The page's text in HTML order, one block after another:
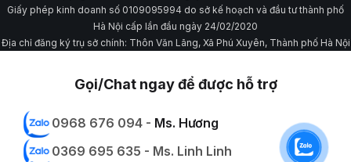
Giấy phép kinh doanh số 0109095994 do sở kế hoạch và đầu tư thành phố
Hà Nội cấp lần đầu ngày 24/02/2020
Địa chỉ đăng ký trụ sở chính: Thôn Văn Lãng, Xã Phú Xuyên, Thành phố Hà Nội
Gọi/Chat ngay để được hỗ trợ
0968 676 094 - Ms. Hương
0369 695 635 - Ms. Linh Linh